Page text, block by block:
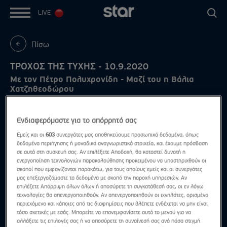
LIVE
Πίσω
ΤΡΟΧΟΣ ΤΗΣ ΤΥΧΗΣ - 10.9.2020
Με τον Πέτρο Πολυχρονίδη - Μαζί του η Βάλια
Χατζηθεοδώρου
Ενδιαφερόμαστε για το απόρρητό σας
Εμείς και οι603 συνεργάτες μας αποθηκεύουμε προσωπικά δεδομένα, όπως
δεδομένα περιήγησης ή μοναδικά αναγνωριστικά στοιχεία, και έχουμε πρόσβαση
σε αυτά στη συσκευή σας. Αν επιλέξετε Αποδοχή, θα καταστεί δυνατή η
ενεργοποίηση τεχνολογιών παρακολούθησης προκειμένου να υποστηριχθούν οι
σκοποί που εμφανίζονται παρακάτω, για τους οποίους εμείς και οι συνεργάτες
μας επεξεργαζόμαστε τα δεδομένα με σκοπό την παροχή υπηρεσιών. Αν
επιλέξετε Απόρριψη όλων όλων ή αποσύρετε τη συγκατάθεσή σας, οι εν λόγω
τεχνολογίες θα απενεργοποιηθούν. Αν απενεργοποιηθούν οι ιχνηλάτες, ορισμένο
περιεχόμενο και κάποιες από τις διαφημίσεις που βλέπετε ενδέχεται να μην είναι
τόσο σχετικές με εσάς. Μπορείτε να επανεμφανίσετε αυτό το μενού για να
αλλάξετε τις επιλογές σας ή να αποσύρετε τη συναίνεσή σας ανά πάσα στιγμή